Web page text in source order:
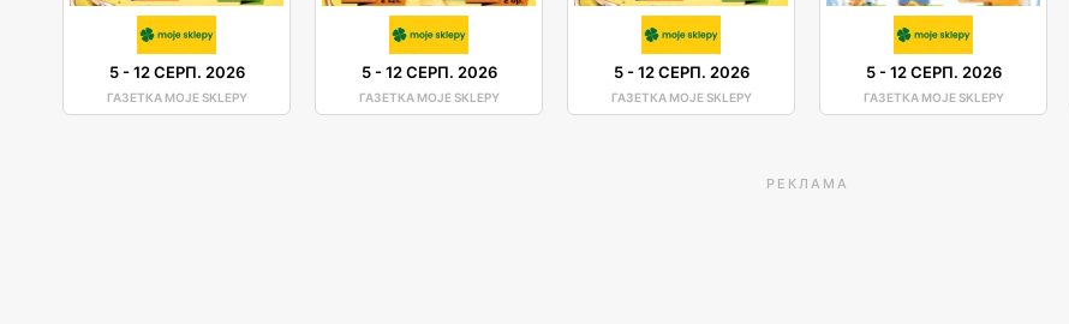
5-12 СЕРП. 2026
ГАЗЕТКА MOJE SKLEPY
5-12 СЕРП. 2026
ГАЗЕТКА MOJE SKLEPY
5-12 СЕРП. 2026
ГАЗЕТКА MOJE SKLEPY
5-12 СЕРП. 2026
ГАЗЕТКА MOJE SKLEPY
РЕКЛАМА